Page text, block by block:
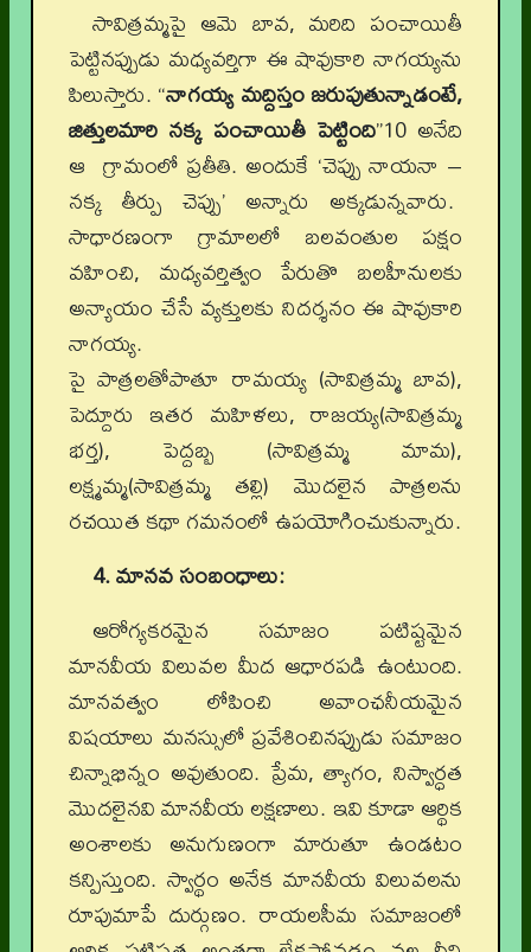
సావిత్రమ్మపై ఆమె బావ, మరిది పంచాయితీ
పెట్టినప్పుడు మధ్యవర్తిగా ఈ షావుకారి నాగయ్యను
పిలుస్తారు. “నాగయ్య మద్దిస్తం జరుపుతున్నాడంటే,
జిత్తులమారి నక్క పంచాయితీ పెట్టింది”10 అనేది
ఆ గ్రామంలో ప్రతీతి. అందుకే ‘చెప్పు నాయనా –
నక్క తీర్పు చెప్పు’ అన్నారు అక్కడున్నవారు.
సాధారణంగా గ్రామాలలో బలవంతుల పక్షం
వహించి, మధ్యవర్తిత్వం పేరుతొ బలహీనులకు
అన్యాయం చేసే వ్యక్తులకు నిదర్శనం ఈ షావుకారి
నాగయ్య.
పై పాత్రలతోపాతూ రామయ్య (సావిత్రమ్మ బావ),
పెద్దూరు ఇతర మహిళలు, రాజయ్య(సావిత్రమ్మ
భర్త), పెద్దబ్బ (సావిత్రమ్మ మామ),
లక్ష్మమ్మ(సావిత్రమ్మ తల్లి) మొదలైన పాత్రలను
రచయిత కథా గమనంలో ఉపయోగించుకున్నారు.
4. మానవ సంబంధాలు:
ఆరోగ్యకరమైన సమాజం పటిష్టమైన
మానవీయ విలువల మీద ఆధారపడి ఉంటుంది.
మానవత్వం లోపించి అవాంఛనీయమైన
విషయాలు మనస్సులో ప్రవేశించినప్పుడు సమాజం
చిన్నాభిన్నం అవుతుంది. ప్రేమ, త్యాగం, నిస్వార్ధత
మొదలైనవి మానవీయ లక్షణాలు. ఇవి కూడా ఆర్థిక
అంశాలకు అనుగుణంగా మారుతూ ఉండటం
కన్పిస్తుంది. స్వార్థం అనేక మానవీయ విలువలను
రూపుమాపే దుర్గుణం. రాయలసీమ సమాజంలో